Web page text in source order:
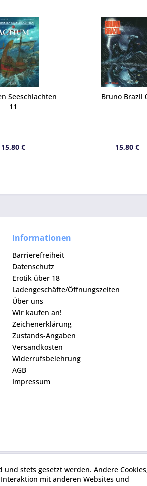
Seeschlachten
11
15,80 €
Bruno Brazil
15,80 €
Informationen
Barrierefreiheit
Datenschutz
Erotik über 18
Ladengeschäfte/Öffnungszeiten
Über uns
Wir kaufen an!
Zeichenerklärung
Zustands-Angaben
Versandkosten
Widerrufsbelehrung
AGB
Impressum
stets gesetzt werden. Andere
mit anderen Websites und